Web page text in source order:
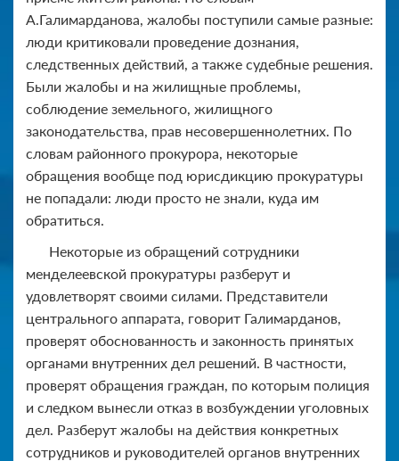
А.Галимарданова, жалобы поступили самые разные:
люди критиковали проведение дознания,
следственных действий, а также судебные решения.
Были жалобы и на жилищные проблемы,
соблюдение земельного, жилищного
законодательства, прав несовершеннолетних. По
словам районного прокурора, некоторые
обращения вообще под юрисдикцию прокуратуры
не попадали: люди просто не знали, куда им
обратиться.
Некоторые из обращений сотрудники
менделеевской прокуратуры разберут и
удовлетворят своими силами. Представители
центрального аппарата, говорит Галимарданов,
проверят обоснованность и законность принятых
органами внутренних дел решений. В частности,
проверят обращения граждан, по которым полиция
и следком вынесли отказ в возбуждении уголовных
дел. Разберут жалобы на действия конкретных
сотрудников и руководителей органов внутренних